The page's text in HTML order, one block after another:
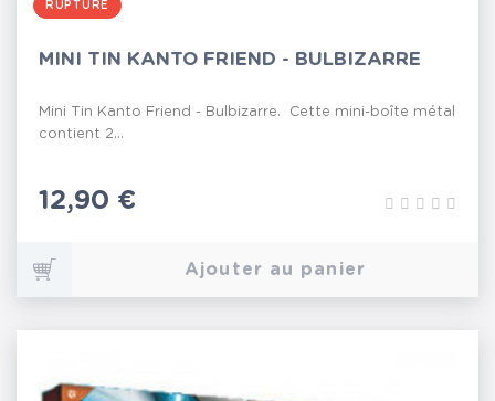
RUPTURE
MINI TIN KANTO FRIEND - BULBIZARRE
Mini Tin Kanto Friend - Bulbizarre. Cette mini-boîte métal
contient 2...
Prix
12,90 €
Ajouter au panier